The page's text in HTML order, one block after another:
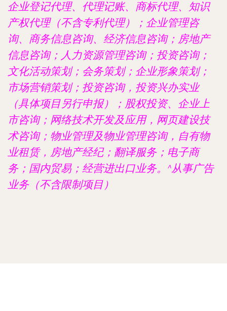
企业登记代理、代理记账、商标代理、知识
产权代理（不含专利代理）；企业管理咨
询、商务信息咨询、经济信息咨询；房地产
信息咨询；人力资源管理咨询；投资咨询；
文化活动策划；会务策划；企业形象策划；
市场营销策划；投资咨询，投资兴办实业
（具体项目另行申报）；股权投资、企业上
市咨询；网络技术开发及应用，网页建设技
术咨询；物业管理及物业管理咨询，自有物
业租赁，房地产经纪；翻译服务；电子商
务；国内贸易；经营进出口业务。^从事广告
业务（不含限制项目）